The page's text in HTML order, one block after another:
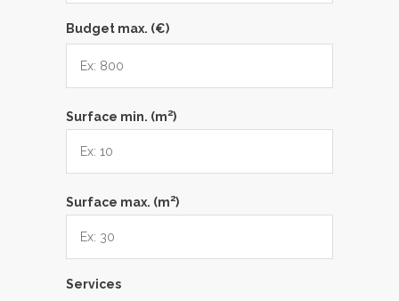
Budget max. (€)
Surface min. (m2)
Surface max. (m2)
Services